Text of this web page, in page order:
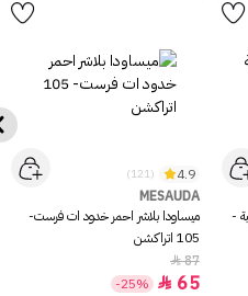
كالا ميك اب مجموعة الوجه الأساسية -
4.9
(121)
MESAUDA
ميساودا بلاشر احمر خدود ات فرست-
105 اتراكشن
87

65

-25%